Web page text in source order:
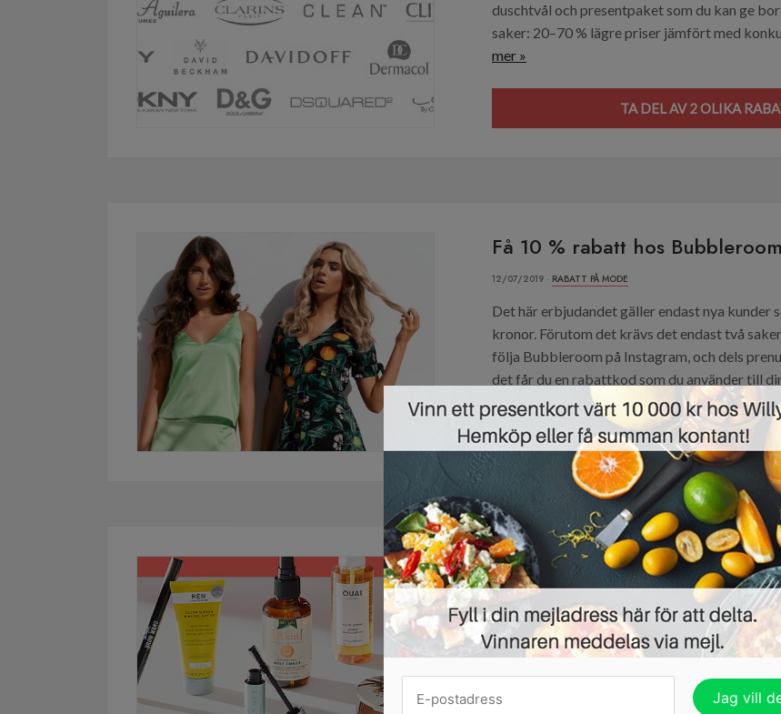
duschtvål och presentpaket som du kan ge
saker: 20–70 % lägre priser jämfört med
mer »
TA DEL AV 2 OLIKA
Få 10 % rabatt hos Bubbleroom
12/07/2019 · RABATT PÅ MODE
Det här erbjudandet gäller endast nya kunder
kronor. Förutom det krävs det endast två
följa Bubbleroom på Instagram, och dels
det får du en rabattkod som du använder till
HÄMTA DIN
25 % rabatt till nya kunder hos
02/06/2019 · RABATT PÅ MODE RABATT PÅ PRODUKTER
Sajten lookfantastic är till för dig som vill
Men inte bara för att se bra ut, utan även för
krämer, balsam och ansiktsvatten är bara
hängig till toppform! Har du inte hört talas...